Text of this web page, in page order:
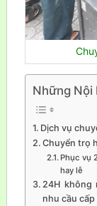
Những Nội
Dịch vụ
Chuyển trọ
Phục vụ
hay lễ
24H không
nhu cầu